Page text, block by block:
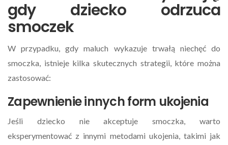
gdy dziecko odrzuca
smoczek
W przypadku, gdy maluch wykazuje trwałą niechęć do
smoczka, istnieje kilka skutecznych strategii, które można
zastosować:
Zapewnienie innych form ukojenia
Jeśli dziecko nie akceptuje smoczka, warto
eksperymentować z innymi metodami ukojenia, takimi jak